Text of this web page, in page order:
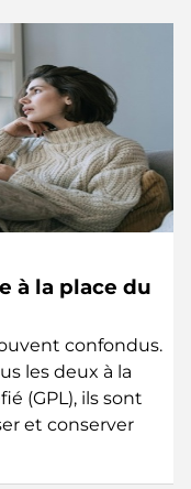
à la place du
confondus.
les deux à la
(GPL), ils sont
et conserver